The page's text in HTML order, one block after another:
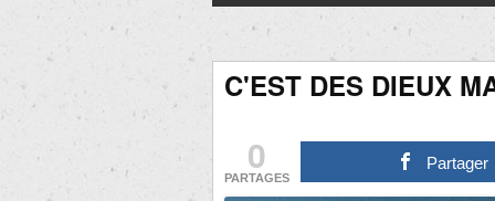
C'EST DES DIEUX
0
PARTAGES
Partager